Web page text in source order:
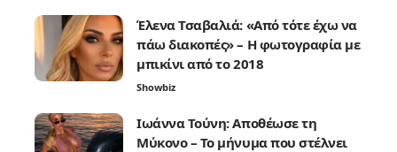
Έλενα Τσαβαλιά: «Από τότε έχω να
πάω διακοπές» – Η φωτογραφία με
μπικίνι από το 2018
Showbiz
Ιωάννα Τούνη: Αποθέωσε τη
Μύκονο – Το μήνυμα που στέλνει